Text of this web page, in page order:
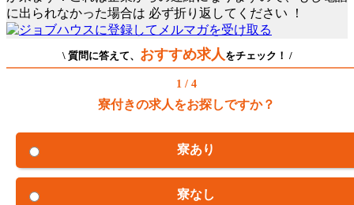
に出られなかった場合は 必ず折り返してください ！
\ 質問に答えて、 おすすめ求人をチェック！ /
1 / 4
寮付きの求人をお探しですか？
寮あり
寮なし